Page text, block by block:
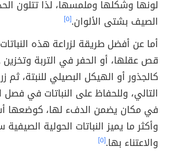
لونها وشكلها وملمسها، لذا تتلون
الصيف بشتى الألوان.[٥]
أما عن أفضل طريقة لزراعة هذه
قص عقلها، أو الحفر في التربة وتخزين
كالجذور أو الهيكل البصيلي للنبتة،
التالي، وللحفاظ على النباتات في
في مكان يضمن الدفء لها، كوضعها
وأكثر ما يميز النباتات الحولية
والاعتناء بها.[٥]